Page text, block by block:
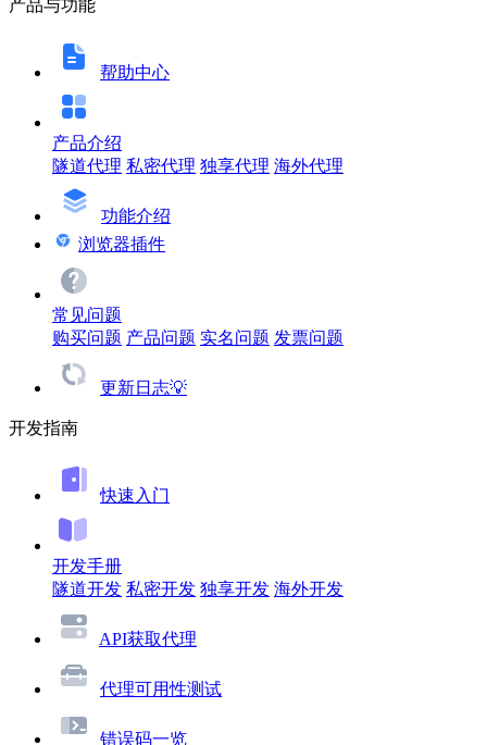
产品与功能
帮助中心
产品介绍
隧道代理 私密代理 独享代理 海外代理
功能介绍
浏览器插件
常见问题
购买问题 产品问题 实名问题 发票问题
更新日志💡
开发指南
快速入门
开发手册
隧道开发 私密开发 独享开发 海外开发
API获取代理
代理可用性测试
错误码一览